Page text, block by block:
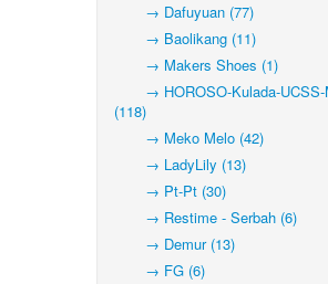
→ Dafuyuan (77)
→ Baolikang (11)
→ Makers Shoes (1)
→ HOROSO-Kulada-UCSS-
(118)
→ Meko Melo (42)
→ LadyLily (13)
→ Pt-Pt (30)
→ Restime - Serbah (6)
→ Demur (13)
→ FG (6)